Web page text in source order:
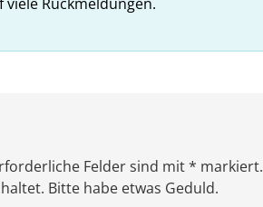
Felder sind mit * markiert.
Bitte habe etwas Geduld.